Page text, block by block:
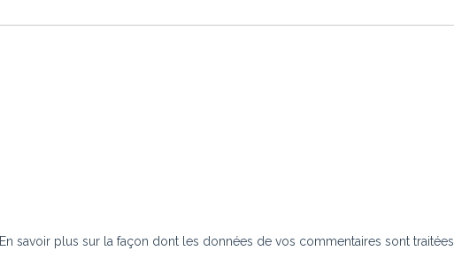
En savoir plus sur la façon dont les données de vos commentaires sont traitées